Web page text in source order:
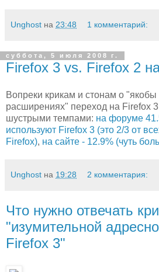
Unghost на 23:48 1 комментарий:
суббота, 5 июля 2008 г.
Firefox 3 vs. Firefox 2
Вопреки крикам и стонам о
расширениях" переход на Firefox
шустрыми темпами: на форуме
используют Firefox 3 (это 2/3 от
Firefox), на сайте - 12.9% (чуть
Unghost на 19:28 2 комментария:
Что нужно отвечать
"изумительной
Firefox 3"